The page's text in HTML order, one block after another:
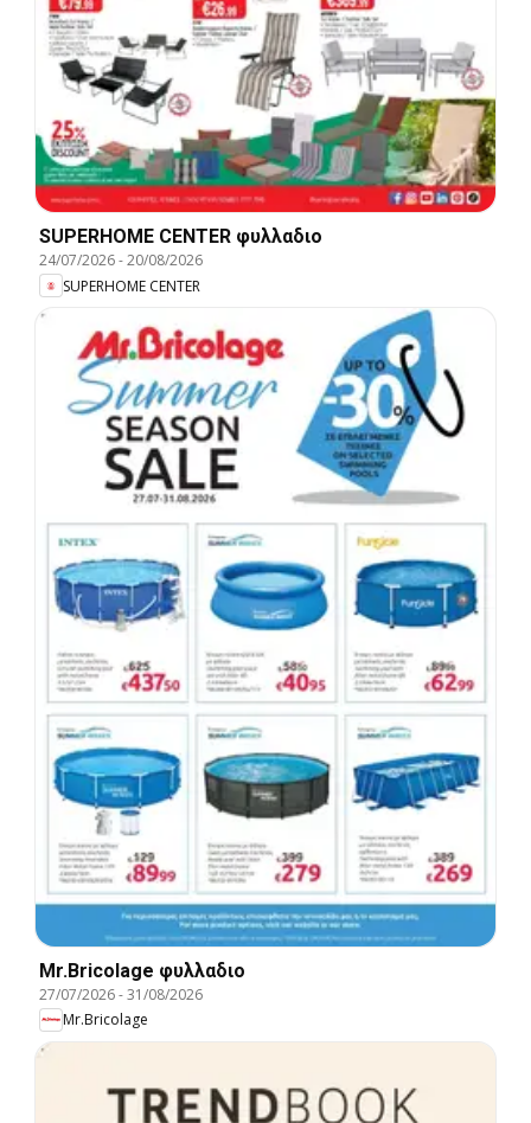
SUPERHOME CENTER φυλλαδιο
24/07/2026-20/08/2026
SUPERHOME CENTER
Mr.Bricolage φυλλαδιο
27/07/2026-31/08/2026
Mr.Bricolage